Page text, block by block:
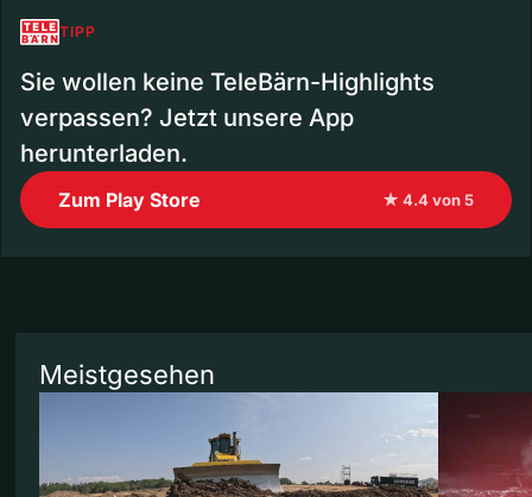
TIPP
Sie wollen keine TeleBärn-Highlights
verpassen? Jetzt unsere App
herunterladen.
Zum Play Store ★ 4.4 von 5
Meistgesehen